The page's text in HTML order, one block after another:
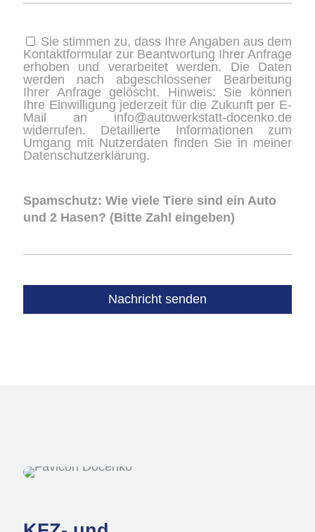
Sie stimmen zu, dass Ihre Angaben aus dem
Kontaktformular zur Beantwortung Ihrer Anfrage
erhoben und verarbeitet werden. Die Daten
werden nach abgeschlossener Bearbeitung
Ihrer Anfrage gelöscht. Hinweis: Sie können
Ihre Einwilligung jederzeit für die Zukunft per E-
Mail an info@autowerkstatt-docenko.de
widerrufen. Detaillierte Informationen zum
Umgang mit Nutzerdaten finden Sie in meiner
Datenschutzerklärung.
Spamschutz: Wie viele Tiere sind ein Auto
und 2 Hasen? (Bitte Zahl eingeben)